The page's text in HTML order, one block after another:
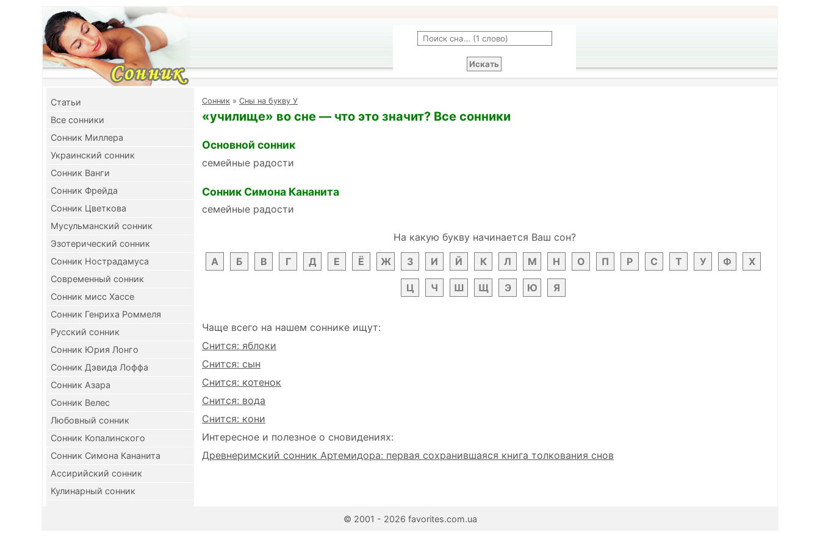
Cтатьи
Все сонники
Сонник Миллера
Украинский сонник
Сонник Ванги
Сонник Фрейда
Сонник Цветкова
Мусульманский сонник
Эзотерический сонник
Сонник Нострадамуса
Современный сонник
Сонник мисс Хассе
Сонник Генриха Роммеля
Русский сонник
Сонник Юрия Лонго
Сонник Дэвида Лоффа
Сонник Азара
Сонник Велес
Любовный сонник
Сонник Копалинского
Сонник Симона Кананита
Ассирийский сонник
Кулинарный сонник
Cонник » Сны на букву У
«училище» во сне — что это значит? Все сонники
Основной сонник
семейные радости
Сонник Симона Кананита
семейные радости
На какую букву начинается Ваш сон?
А
Б В Г Д Е Ё Ж З И Й К Л М Н О П Р С Т У Ф Х
Ц Ч Ш Щ Э Ю Я
Чаще всего на нашем соннике ищут:
Снится: яблоки
Снится: сын
Снится: котенок
Снится: вода
Снится: кони
Интересное и полезное о сновидениях:
Древнеримский сонник Артемидора: первая сохранившаяся книга толкования снов
© 2001 - 2026 favorites.com.ua